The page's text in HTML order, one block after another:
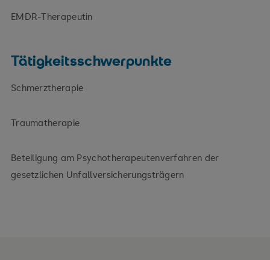
EMDR-Therapeutin
Tätigkeitsschwerpunkte
Schmerztherapie
Traumatherapie
Beteiligung am Psychotherapeutenverfahren der
gesetzlichen Unfallversicherungsträgern